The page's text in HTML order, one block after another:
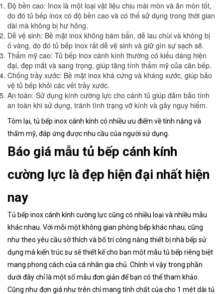
Độ bền cao: Inox là một loại vật liệu chịu mài mòn và ăn mòn tốt,
do đó tủ bếp inox có độ bền cao và có thể sử dụng trong thời gian
dài mà không bị hư hỏng.
Dễ vệ sinh: Bề mặt inox không bám bẩn, dễ lau chùi và không bị
ố vàng, do đó tủ bếp inox rất dễ vệ sinh và giữ gìn sự sạch sẽ.
Thẩm mỹ cao: Tủ bếp inox cánh kính thường có kiểu dáng hiện
đại, đẹp mắt và sang trọng, giúp tăng tính thẩm mỹ của căn bếp.
Chống trầy xước: Bề mặt inox khá cứng và kháng xước, giúp bảo
vệ tủ bếp khỏi các vết trầy xước.
An toàn: Sử dụng kính cường lực cho cánh tủ giúp đảm bảo tính
an toàn khi sử dụng, tránh tình trạng vỡ kính và gây nguy hiểm.
Tóm lại, tủ bếp inox cánh kính có nhiều ưu điểm về tính năng và
thẩm mỹ, đáp ứng được nhu cầu của người sử dụng.
Báo giá mẫu tủ bếp cánh kính
cường lực là đẹp hiện đại nhất hiện
nay
Tủ bếp inox cánh kính cường lực cũng có nhiều loại và nhiều mẫu
khác nhau. Với mỗi một không gian phòng bếp khác nhau, cũng
như theo yêu cầu sở thích và bố trí công năng thiết bị nhà bếp sử
dụng mà kiến trúc sư sẽ thiết kế cho bạn một mẫu tủ bếp riêng biệt
mang phong cách của cá nhân gia chủ. Chính vì vậy trong phần
dưới đây chỉ là một số mẫu đơn giản để bạn có thể tham khảo.
Cũng như đơn giá như trên chỉ mang tính chất của cho 1 mét dài tủ